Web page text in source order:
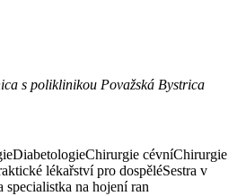
s poliklinikou Považská Bystrica
DiabetologieChirurgie cévníChirurgie
lékařství pro dospěléSestra v
specialistka na hojení ran